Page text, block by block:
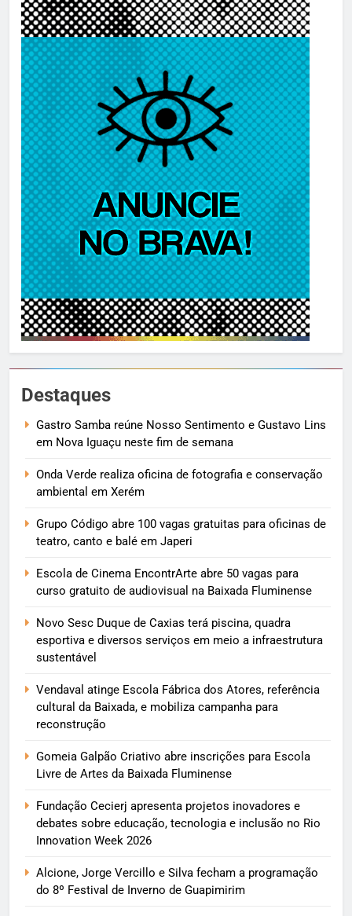
Destaques
Gastro Samba reúne Nosso Sentimento e Gustavo Lins
em Nova Iguaçu neste fim de semana
Onda Verde realiza oficina de fotografia e conservação
ambiental em Xerém
Grupo Código abre 100 vagas gratuitas para oficinas de
teatro, canto e balé em Japeri
Escola de Cinema EncontrArte abre 50 vagas para
curso gratuito de audiovisual na Baixada Fluminense
Novo Sesc Duque de Caxias terá piscina, quadra
esportiva e diversos serviços em meio a infraestrutura
sustentável
Vendaval atinge Escola Fábrica dos Atores, referência
cultural da Baixada, e mobiliza campanha para
reconstrução
Gomeia Galpão Criativo abre inscrições para Escola
Livre de Artes da Baixada Fluminense
Fundação Cecierj apresenta projetos inovadores e
debates sobre educação, tecnologia e inclusão no Rio
Innovation Week 2026
Alcione, Jorge Vercillo e Silva fecham a programação
do 8º Festival de Inverno de Guapimirim